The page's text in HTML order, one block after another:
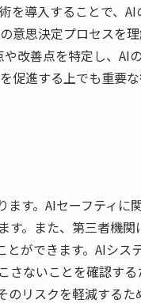
を導入することで、
意思決定プロセスを
改善点を特定し、AI
進する上でも重要な
す。AIセーフティに
す。また、第三者機
ができます。AIシス
ないことを確認する
リスクを軽減するた